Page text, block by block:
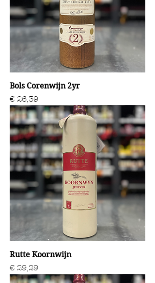
Bols Corenwijn 2yr
Prijs
€ 26,39
Rutte Koornwijn
Prijs
€ 29,29